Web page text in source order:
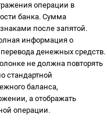
операции в
банка. Сумма
после запятой.
информация о
денежных средств.
не должна повторять
стандартной
баланса,
а отображать
операции.